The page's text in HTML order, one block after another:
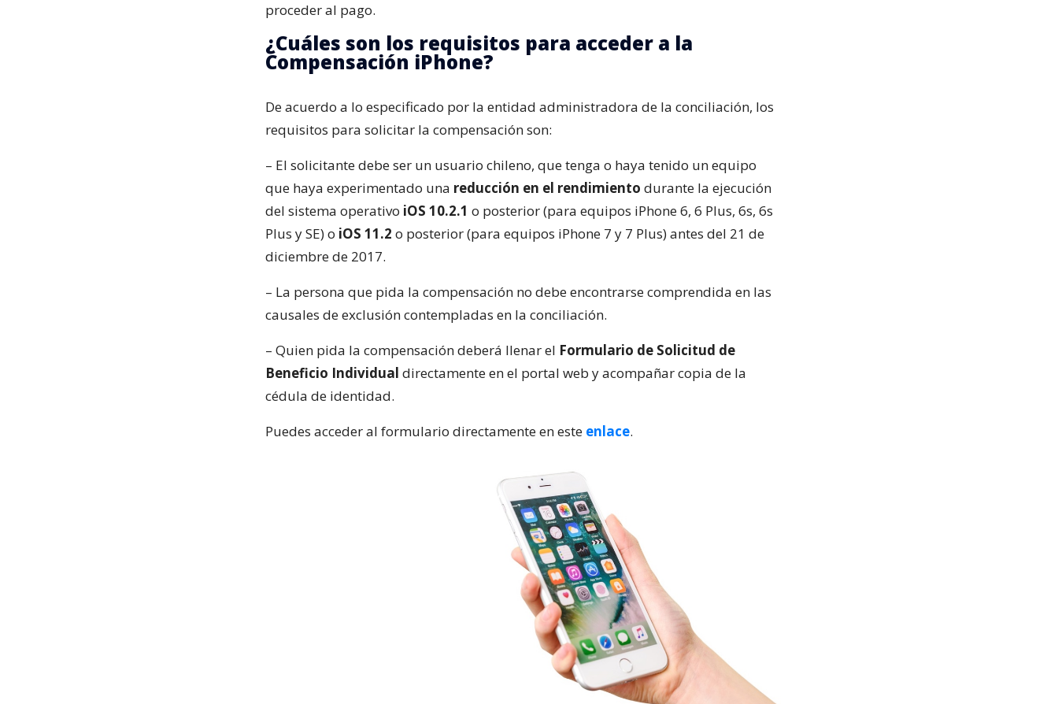
proceder al pago.
¿Cuáles son los requisitos para acceder a la
Compensación iPhone?
De acuerdo a lo especificado por la entidad administradora de la conciliación, los
requisitos para solicitar la compensación son:
– El solicitante debe ser un usuario chileno, que tenga o haya tenido un equipo
que haya experimentado una reducción en el rendimiento durante la ejecución
del sistema operativo iOS 10.2.1 o posterior (para equipos iPhone 6, 6 Plus, 6s, 6s
Plus y SE) o iOS 11.2 o posterior (para equipos iPhone 7 y 7 Plus) antes del 21 de
diciembre de 2017.
– La persona que pida la compensación no debe encontrarse comprendida en las
causales de exclusión contempladas en la conciliación.
– Quien pida la compensación deberá llenar el Formulario de Solicitud de
Beneficio Individual directamente en el portal web y acompañar copia de la
cédula de identidad.
Puedes acceder al formulario directamente en este enlace.